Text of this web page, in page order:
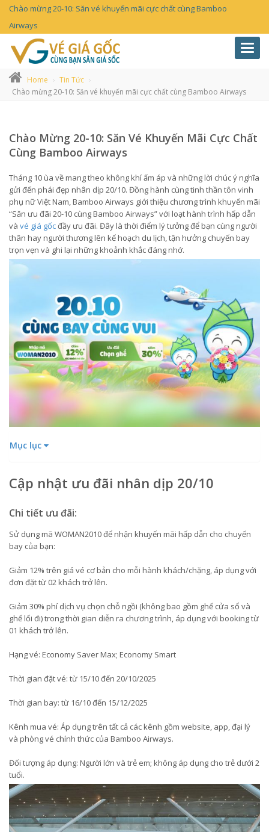
Chào mừng 20-10: Săn vé khuyến mãi cực chất cùng Bamboo
Airways
Home
Tin Tức
Chào mừng 20-10: Săn vé khuyến mãi cực chất cùng Bamboo Airways
Chào Mừng 20-10: Săn Vé Khuyến Mãi Cực Chất
Cùng Bamboo Airways
Tháng 10 ùa về mang theo không khí ấm áp và những lời chúc ý nghĩa
gửi đến phái đẹp nhân dịp 20/10. Đồng hành cùng tinh thần tôn vinh
phụ nữ Việt Nam, Bamboo Airways giới thiệu chương trình khuyến mãi
“Săn ưu đãi 20-10 cùng Bamboo Airways” với loạt hành trình hấp dẫn
và vé giá gốcđầy ưu đãi. Đây là thời điểm lý tưởng để bạn cùng người
thân hay người thương lên kế hoạch du lịch, tận hưởng chuyến bay
trọn vẹn và ghi lại những khoảnh khắc đáng nhớ.
Mục lục
Cập nhật ưu đãi nhân dịp 20/10
Chi tiết ưu đãi:
Sử dụng mã WOMAN2010 để nhận khuyến mãi hấp dẫn cho chuyến
bay của bạn:
Giảm 12% trên giá vé cơ bản cho mỗi hành khách/chặng, áp dụng với
đơn đặt từ 02 khách trở lên.
Giảm 30% phí dịch vụ chọn chỗ ngồi (không bao gồm ghế cửa sổ và
ghế lối đi) trong thời gian diễn ra chương trình, áp dụng với booking từ
01 khách trở lên.
Hạng vé: Economy Saver Max; Economy Smart
Thời gian đặt vé: từ 15/10 đến 20/10/2025
Thời gian bay: từ 16/10 đến 15/12/2025
Kênh mua vé: Áp dụng trên tất cả các kênh gồm website, app, đại lý
và phòng vé chính thức của Bamboo Airways.
Đối tượng áp dụng: Người lớn và trẻ em; không áp dụng cho trẻ dưới 2
tuổi.